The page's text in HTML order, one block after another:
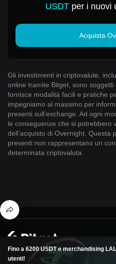
USDTper i nuovi
Acquista
Gli investimenti in criptovalute,
online tramite Bitget, sono
fornisce modalità facili e pratiche
impegniamo al massimo per
presenti sull’exchange. Ad ogni
le conseguenze che si potrebbero
dell’acquisto di Overnight. Questa
presenti non rappresentano un
determinata criptovaluta.
Fino a 6200 USDT e merchandising
utenti!